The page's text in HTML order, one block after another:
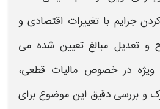
جرایم باتغییرات اقتصادی و
و تعدیل مبالغ تعیین‌ شده می‌
ویژه در خصوص مالیات قطعی،
و بررسی دقیق این موضوع برای